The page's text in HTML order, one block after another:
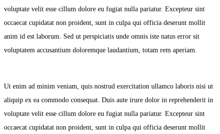
voluptate velit esse cillum dolore eu fugiat nulla pariatur. Excepteur sint
occaecat cupidatat non proident, sunt in culpa qui officia deserunt mollit
anim id est laborum. Sed ut perspiciatis unde omnis iste natus error sit
voluptatem accusantium doloremque laudantium, totam rem aperiam.
Ut enim ad minim veniam, quis nostrud exercitation ullamco laboris nisi ut
aliquip ex ea commodo consequat. Duis aute irure dolor in reprehenderit in
voluptate velit esse cillum dolore eu fugiat nulla pariatur. Excepteur sint
occaecat cupidatat non proident, sunt in culpa qui officia deserunt mollit